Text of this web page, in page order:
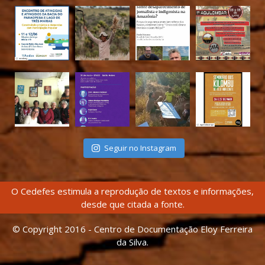
Seguir no Instagram
O Cedefes estimula a reprodução de textos e informações,
desde que citada a fonte.
© Copyright 2016 - Centro de Documentação Eloy Ferreira
da Silva.